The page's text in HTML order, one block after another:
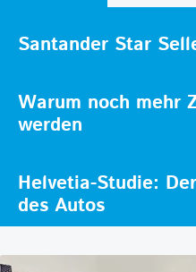
Santander Star
Warum noch mehr
werden
Helvetia-Studie:
des Autos